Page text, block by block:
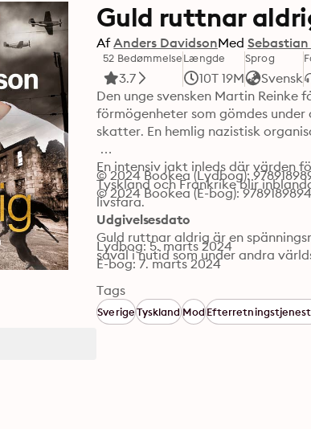
Guld ruttnar
Af Anders DavidsonMed Sebastian
52 Bedømmelse
3.7
Længde
10T 19M
Sprog
Svensk
Den unge svensken Martin
förmögenheter som gömdes
skatter. En hemlig nazistisk
En intensiv jakt inleds där värden
Tyskland och Frankrike blir
livsfara.
Guld ruttnar aldrig är en
såväl i nutid som under andra
© 2024 Bookea (Lydbog):
© 2024 Bookea (E-bog):
Udgivelsesdato
Lydbog: 5. marts 2024
E-bog: 7. marts 2024
Tags
SverigeTysklandMod